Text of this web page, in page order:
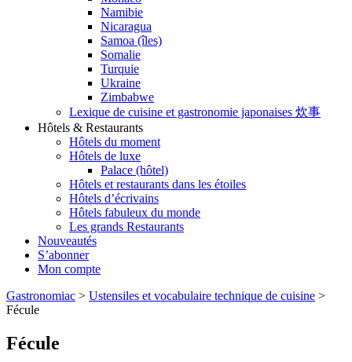
Namibie
Nicaragua
Samoa (îles)
Somalie
Turquie
Ukraine
Zimbabwe
Lexique de cuisine et gastronomie japonaises 炊事
Hôtels & Restaurants
Hôtels du moment
Hôtels de luxe
Palace (hôtel)
Hôtels et restaurants dans les étoiles
Hôtels d’écrivains
Hôtels fabuleux du monde
Les grands Restaurants
Nouveautés
S’abonner
Mon compte
Gastronomiac > Ustensiles et vocabulaire technique de cuisine >
Fécule
Fécule